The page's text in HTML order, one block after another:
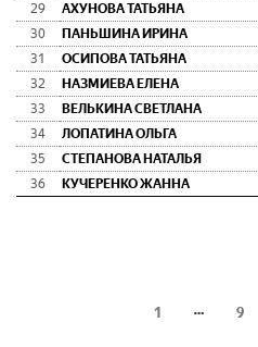
29
АХУНОВА ТАТЬЯНА
30
ПАНЬШИНА ИРИНА
31
ОСИПОВА ТАТЬЯНА
32
НАЗМИЕВА ЕЛЕНА
33
ВЕЛЬКИНА СВЕТЛАНА
34
ЛОПАТИНА ОЛЬГА
35
СТЕПАНОВА НАТАЛЬЯ
36
КУЧЕРЕНКО ЖАННА
1 9